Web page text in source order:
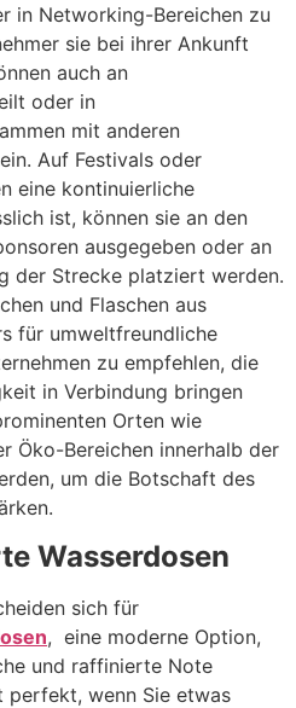
in Networking-Bereichen zu
sie bei ihrer Ankunft
auch an
oder in
mit anderen
Auf Festivals oder
eine kontinuierliche
ist, können sie an den
ausgegeben oder an
der Strecke platziert werden.
und Flaschen aus
für umweltfreundliche
zu empfehlen, die
in Verbindung bringen
Orten wie
Öko-Bereichen innerhalb der
um die Botschaft des
Wasserdosen
sich für
, eine moderne Option,
und raffinierte Note
perfekt, wenn Sie etwas